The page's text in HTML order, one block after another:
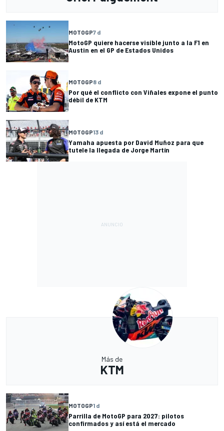
MOTOGP7 d
MotoGP quiere hacerse visible junto a la F1 en
Austin en el GP de Estados Unidos
MOTOGP8 d
Por qué el conflicto con Viñales expone el punto
débil de KTM
MOTOGP13 d
Yamaha apuesta por David Muñoz para que
tutele la llegada de Jorge Martín
Más de
KTM
MOTOGP1 d
Parrilla de MotoGP para 2027: pilotos
confirmados y así está el mercado